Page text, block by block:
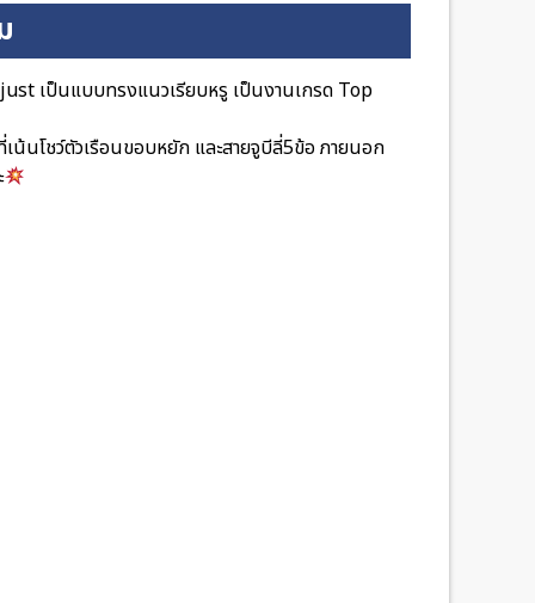
เป็นแบบทรงแนวเรียบหรู เป็นงานเกรด Top
น้นโชว์ตัวเรือนขอบหยัก และสายจูบีลี่5ข้อ ภายนอก